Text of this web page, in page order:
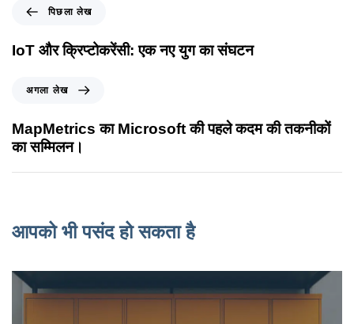
पिछला लेख
IoT और क्रिप्टोकरेंसी: एक नए युग का संघटन
अगला लेख
MapMetrics का Microsoft की पहले कदम की तकनीकों
का सम्मिलन।
आपको भी पसंद हो सकता है